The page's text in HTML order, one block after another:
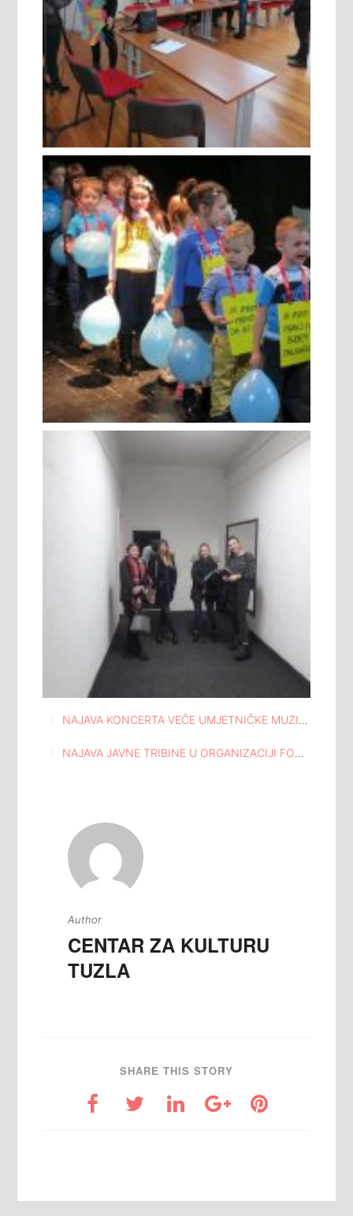
Navigacija
članaka
NAJAVA KONCERTA VEČE UMJETNIČKE MUZIKE U MEĐUNARODNOJ GALERIJI PORTRETA TUZLA
NAJAVA JAVNE TRIBINE U ORGANIZACIJI FONDACIJE ISTINA PRAVDA POMIRENJE TUZLA
Author
CENTAR ZA KULTURU
TUZLA
SHARE THIS STORY